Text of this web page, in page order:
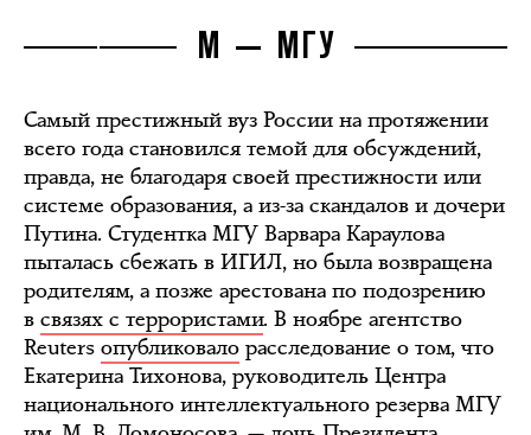
М — МГУ
Самый престижный вуз России на протяжении
всего года становился темой для обсуждений,
правда, не благодаря своей престижности или
системе образования, а из-за скандалов и дочери
Путина. Студентка МГУ Варвара Караулова
пыталась сбежать в ИГИЛ, но была возвращена
родителям, а позже арестована по подозрению
в связях с террористами. В ноябре агентство
Reuters опубликовало расследование о том, что
Екатерина Тихонова, руководитель Центра
национального интеллектуального резерва МГУ